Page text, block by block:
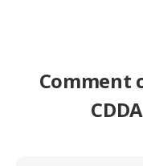
Comment